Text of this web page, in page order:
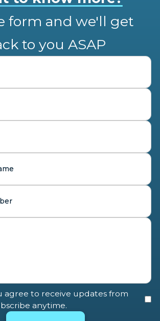
form and we'll get
to you ASAP
agree to receive updates from
anytime.